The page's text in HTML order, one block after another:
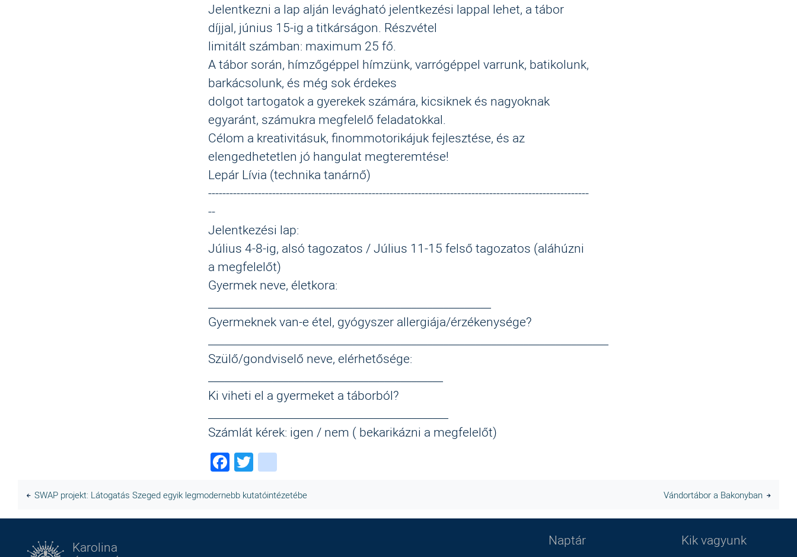
Jelentkezni a lap alján levágható jelentkezési lappal lehet, a tábor
díjjal, június 15-ig a titkárságon. Részvétel
limitált számban: maximum 25 fő.
Atábor során, hímzőgéppel hímzünk, varrógéppel varrunk, batikolunk,
barkácsolunk, és még sok érdekes
dolgot tartogatok a gyerekek számára, kicsiknek és nagyoknak
egyaránt, számukra megfelelő feladatokkal.
Célom a kreativitásuk, finommotorikájuk fejlesztése, és az
elengedhetetlen jó hangulat megteremtése!
Lepár Lívia (technika tanárnő)
-----------------------------------------------------------------------------------------------------------
--
Jelentkezési lap:
Július 4-8-ig, alsó tagozatos / Július 11-15 felső tagozatos (aláhúzni
a megfelelőt)
Gyermek neve, életkora:
Gyermeknek van-e étel, gyógyszer allergiája/érzékenysége?
Szülő/gondviselő neve, elérhetősége:
Ki viheti el a gyermeket a táborból?
Számlát kérek: igen / nem ( bekarikázni a megfelelőt)
Facebook
Twitter
SWAP projekt: Látogatás Szeged egyik legmodernebb kutatóintézetébe Vándortábor a Bakonyban
Karolina
Naptár
Kik vagyunk